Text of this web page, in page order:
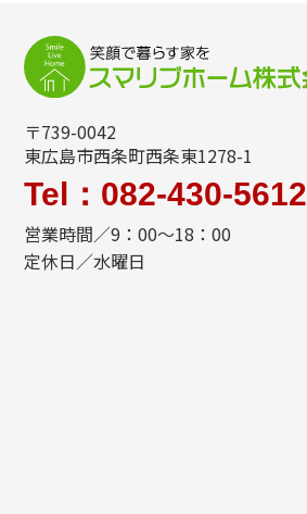
〒739-0042
東広島市西条町西条東1278-1
Tel：082-430-5612
営業時間／9：00～18：00
定休日／水曜日